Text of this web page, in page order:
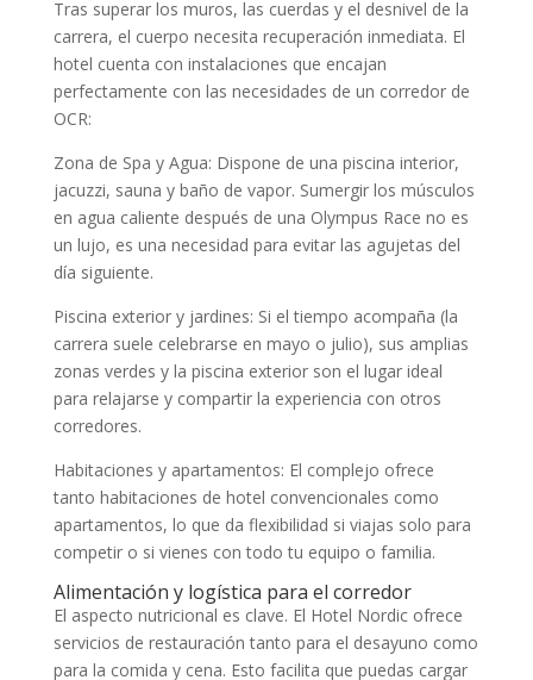
Tras superar los muros, las cuerdas y el desnivel de la
carrera, el cuerpo necesita recuperación inmediata. El
hotel cuenta con instalaciones que encajan
perfectamente con las necesidades de un corredor de
OCR:
Zona de Spa y Agua: Dispone de una piscina interior,
jacuzzi, sauna y baño de vapor. Sumergir los músculos
en agua caliente después de una Olympus Race no es
un lujo, es una necesidad para evitar las agujetas del
día siguiente.
Piscina exterior y jardines: Si el tiempo acompaña (la
carrera suele celebrarse en mayo o julio), sus amplias
zonas verdes y la piscina exterior son el lugar ideal
para relajarse y compartir la experiencia con otros
corredores.
Habitaciones y apartamentos: El complejo ofrece
tanto habitaciones de hotel convencionales como
apartamentos, lo que da flexibilidad si viajas solo para
competir o si vienes con todo tu equipo o familia.
Alimentación y logística para el corredor
El aspecto nutricional es clave. El Hotel Nordic ofrece
servicios de restauración tanto para el desayuno como
para la comida y cena. Esto facilita que puedas cargar